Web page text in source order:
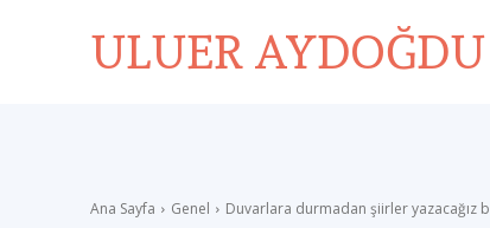
ULUER AYDOĞDU
Ana Sayfa Genel Duvarlara durmadan şiirler yazacağız